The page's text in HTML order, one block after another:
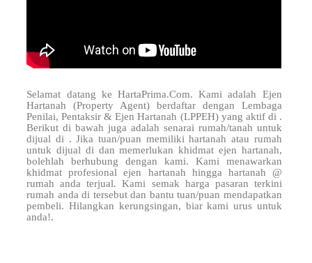
Selamat datang ke HartaPrima.Com. Kami adalah Ejen
Hartanah (Property Agent) berdaftar dengan Lembaga
Penilai, Pentaksir & Ejen Hartanah (LPPEH) yang aktif di .
Berikut di bawah juga adalah senarai rumah/tanah untuk
dijual di . Jika tuan/puan memiliki hartanah atau rumah
untuk dijual di dan memerlukan khidmat ejen hartanah,
bolehlah berhubung dengan kami. Kami menawarkan
khidmat profesional ejen hartanah hingga hartanah @
rumah anda terjual. Kami semak harga pasaran terkini
rumah anda di tersebut dan bantu tuan/puan mendapatkan
pembeli. Hilangkan kerungsingan, biar kami urus untuk
anda!.